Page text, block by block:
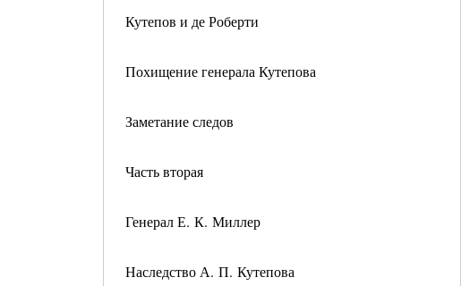
Кутепов и де Роберти
Похищение генерала Кутепова
Заметание следов
Часть вторая
Генерал Е. К. Миллер
Наследство А. П. Кутепова